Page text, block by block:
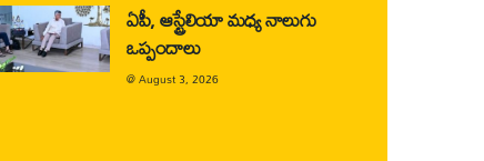
ఏపీ, ఆస్ట్రేలియా మధ్య నాలుగు
ఒప్పందాలు
@August 3, 2026